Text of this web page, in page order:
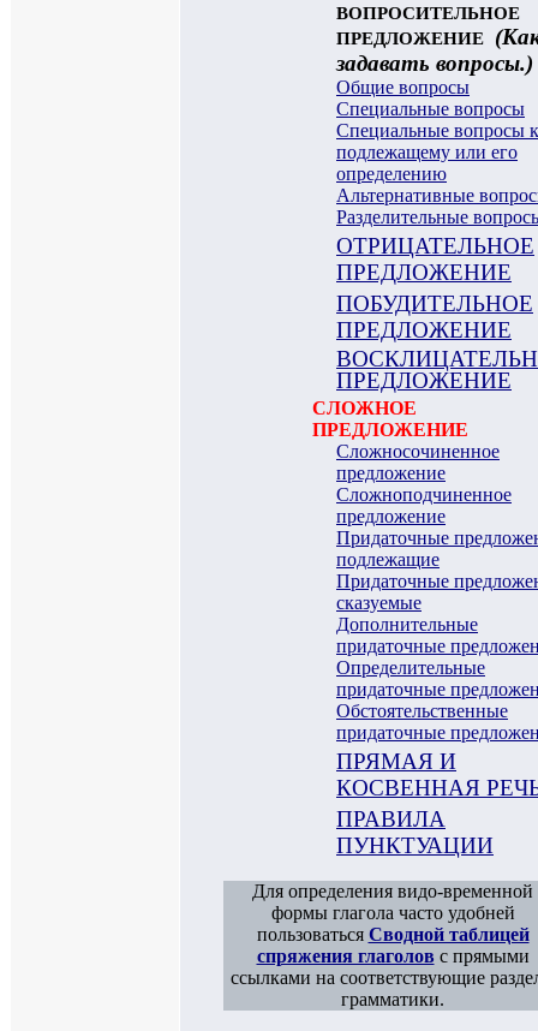
ВОПРОСИТЕЛЬНОЕ
ПРЕДЛОЖЕНИЕ
задавать вопросы.)
Общие вопросы
Специальные вопросы
Специальные вопросы к
подлежащему или его
определению
Альтернативные
Разделительные
ОТРИЦАТЕЛЬНОЕ
ПРЕДЛОЖЕНИЕ
ПОБУДИТЕЛЬНОЕ
ПРЕДЛОЖЕНИЕ
ПРЕДЛОЖЕНИЕ
СЛОЖНОЕ
ПРЕДЛОЖЕНИЕ
Сложносочиненное
предложение
Сложноподчиненное
предложение
Придаточные
подлежащие
Придаточные
сказуемые
Дополнительные
придаточные
Определительные
придаточные
Обстоятельственные
придаточные
ПРЯМАЯ И
КОСВЕННАЯ
ПРАВИЛА
ПУНКТУАЦИИ
Для определения видо-временной
формы глагола часто удобней
пользоваться Сводной таблицей
спряжения глаголов с прямыми
ссылками на соответствующие
грамматики.